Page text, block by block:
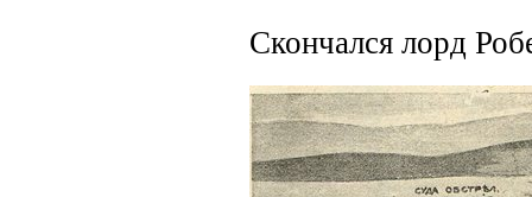
Скончался лорд